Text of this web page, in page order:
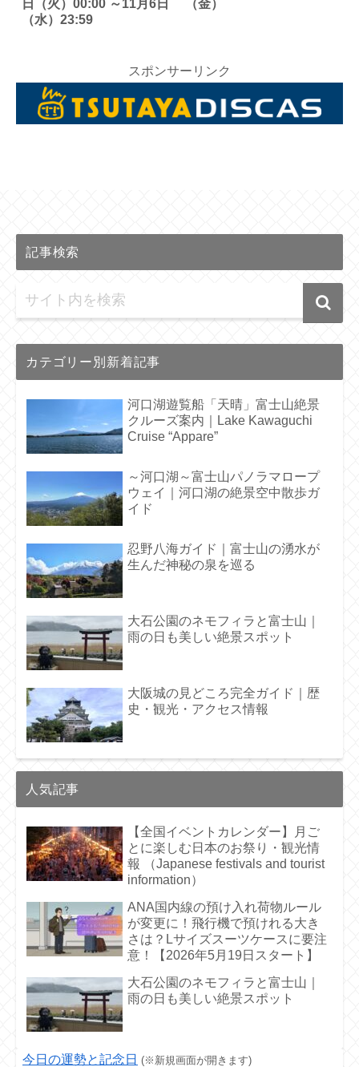
日（火）00:00 ～11月6日
（水）23:59
（金）
スポンサーリンク
記事検索
カテゴリー別新着記事
河口湖遊覧船「天晴」富士山絶景
クルーズ案内｜Lake Kawaguchi
Cruise “Appare”
～河口湖～富士山パノラマロープ
ウェイ｜河口湖の絶景空中散歩ガ
イド
忍野八海ガイド｜富士山の湧水が
生んだ神秘の泉を巡る
大石公園のネモフィラと富士山｜
雨の日も美しい絶景スポット
大阪城の見どころ完全ガイド｜歴
史・観光・アクセス情報
人気記事
【全国イベントカレンダー】月ご
とに楽しむ日本のお祭り・観光情
報 （Japanese festivals and tourist
information）
ANA国内線の預け入れ荷物ルール
が変更に！飛行機で預けれる大き
さは？Lサイズスーツケースに要注
意！【2026年5月19日スタート】
大石公園のネモフィラと富士山｜
雨の日も美しい絶景スポット
今日の運勢と記念日 (※新規画面が開きます)